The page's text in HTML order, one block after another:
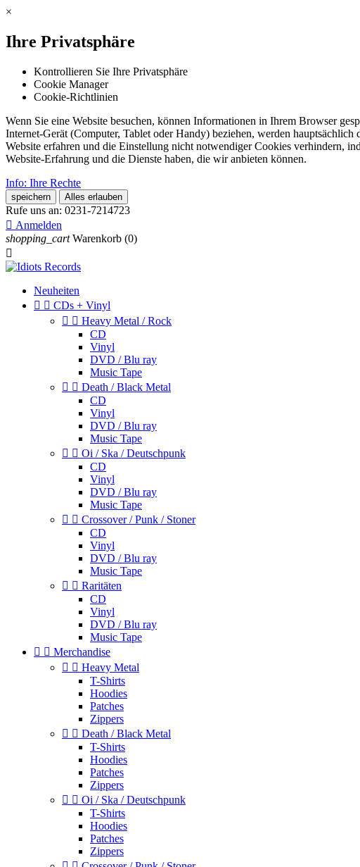
×
Ihre Privatsphäre
Kontrollieren Sie Ihre Privatsphäre
Cookie Manager
Cookie-Richtlinien
Wenn Sie eine Website besuchen, können Informationen in Ihrem Browser
Internet-Gerät (Computer, Tablet oder Handy) beziehen, werden
Website erfahren und die Einstellung nicht notwendiger Cookies verhindern,
Website-Erfahrung und die Dienste haben, die wir anbieten können.
Info: Ihre Rechte
speichern Alles erlauben
Rufe uns an: 0231-7214723
 Anmelden
shopping_cart Warenkorb (0)

Neuheiten
  CDs + Vinyl
  Heavy Metal / Rock
CD
Vinyl
DVD / Blu ray
Music Tape
  Death / Black Metal
CD
Vinyl
DVD / Blu ray
Music Tape
  Oi / Ska / Deutschpunk
CD
Vinyl
DVD / Blu ray
Music Tape
  Crossover / Punk / Stoner
CD
Vinyl
DVD / Blu ray
Music Tape
  Raritäten
CD
Vinyl
DVD / Blu ray
Music Tape
  Merchandise
  Heavy Metal
T-Shirts
Hoodies
Patches
Zippers
  Death / Black Metal
T-Shirts
Hoodies
Patches
Zippers
  Oi / Ska / Deutschpunk
T-Shirts
Hoodies
Patches
Zippers